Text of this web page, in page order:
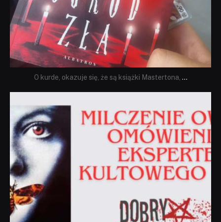
O kurde, okazuje się, że są książki Mastertona, ...